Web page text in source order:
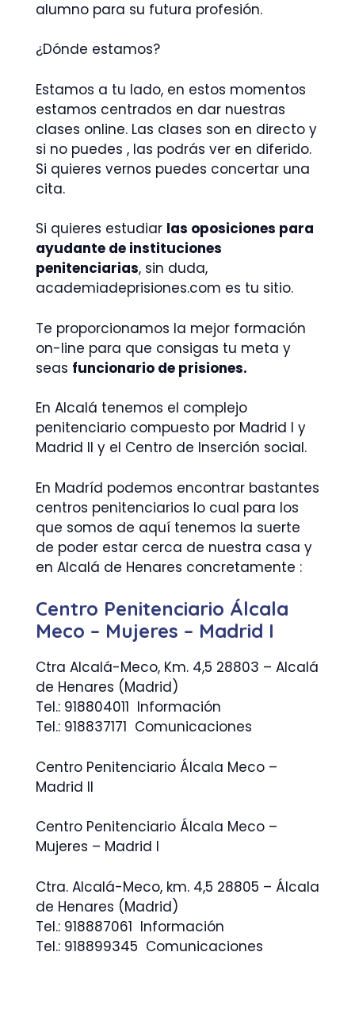
alumno para su futura profesión.
¿Dónde estamos?
Estamos a tu lado, en estos momentos
estamos centrados en dar nuestras
clases online. Las clases son en directo y
si no puedes , las podrás ver en diferido.
Si quieres vernos puedes concertar una
cita.
Si quieres estudiar las oposiciones para
ayudante de instituciones
penitenciarias, sin duda,
academiadeprisiones.com es tu sitio.
Te proporcionamos la mejor formación
on-line para que consigas tu meta y
seas funcionario de prisiones.
En Alcalá tenemos el complejo
penitenciario compuesto por Madrid I y
Madrid II y el Centro de Inserción social.
En Madríd podemos encontrar bastantes
centros penitenciarios lo cual para los
que somos de aquí tenemos la suerte
de poder estar cerca de nuestra casa y
en Alcalá de Henares concretamente :
Centro Penitenciario Álcala
Meco – Mujeres – Madrid I
Ctra Alcalá-Meco, Km. 4,5 28803 – Alcalá
de Henares (Madrid)
Tel.: 918804011 Información
Tel.: 918837171 Comunicaciones
Centro Penitenciario Álcala Meco –
Madrid II
Centro Penitenciario Álcala Meco –
Mujeres – Madrid I
Ctra. Alcalá-Meco, km. 4,5 28805 – Álcala
de Henares (Madrid)
Tel.: 918887061 Información
Tel.: 918899345 Comunicaciones